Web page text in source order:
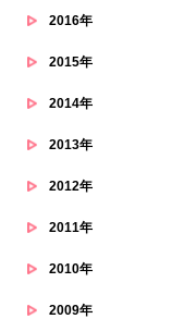
2016年
2015年
2014年
2013年
2012年
2011年
2010年
2009年